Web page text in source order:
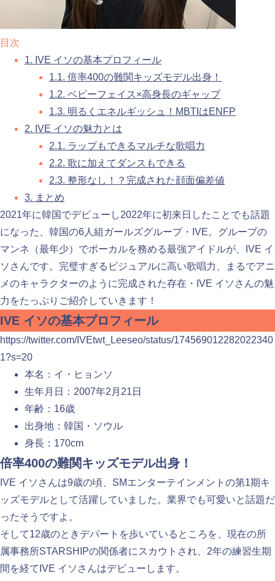
目次
1. IVE イソの基本プロフィール
1.1. 倍率400の難関キッズモデル出身！
1.2. ベビーフェイス×高身長のギャップ
1.3. 明るくエネルギッシュ！MBTIはENFP
2. IVE イソの魅力とは
2.1. ラップもできるマルチな歌唱力
2.2. 歌に加えてダンスもできる
2.3. 整形なし！？完成された顔面偏差値
3. まとめ
2021年に韓国でデビューし2022年に初来日したことでも話題
になった、韓国の6人組ガールズグループ・IVE。グループの
マンネ（最年少）でボーカルを務める最強アイドルが、IVE イ
ソさんです。完璧すぎるビジュアルに高い歌唱力、まるでアニ
メのキャラクターのように完成された存在・IVE イソさんの魅
力をたっぷりご紹介していきます！
IVE イソの基本プロフィール
https://twitter.com/IVEtwt_Leeseo/status/174569012282022340
1?s=20
本名：イ・ヒョンソ
生年月日：2007年2月21日
年齢：16歳
出身地：韓国・ソウル
身長：170cm
倍率400の難関キッズモデル出身！
IVE イソさんは9歳の頃、SMエンターテインメントの第1期キ
ッズモデルとして活躍していました。業界でも可愛いと話題だ
ったそうですよ。
そして12歳のときデパートを歩いているところを、現在の所
属事務所STARSHIPの関係者にスカウトされ、2年の練習生期
間を経てIVE イソさんはデビューします。